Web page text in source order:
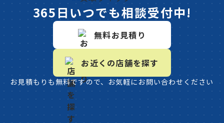
365日いつでも相談受付中!
無料お見積り
お近くの店舗を探す
お見積もりも無料ですので、お気軽にお問い合わせください